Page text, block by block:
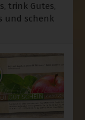
trink Gutes,
und schenk